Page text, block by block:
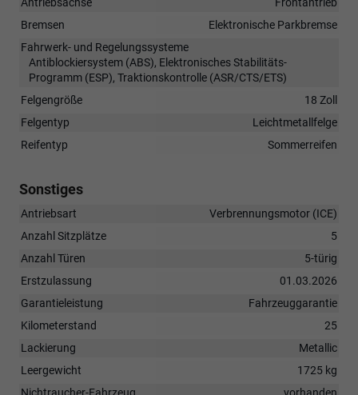
Bremsen
Elektronische Parkbremse
Fahrwerk- und Regelungssysteme
Antiblockiersystem (ABS), Elektronisches Stabilitäts-
Programm (ESP), Traktionskontrolle (ASR/CTS/ETS)
Felgengröße
18 Zoll
Felgentyp
Leichtmetallfelge
Reifentyp
Sommerreifen
Sonstiges
Antriebsart
Verbrennungsmotor (ICE)
Anzahl Sitzplätze
5
Anzahl Türen
5-türig
Erstzulassung
01.03.2026
Garantieleistung
Fahrzeuggarantie
Kilometerstand
25
Lackierung
Metallic
Leergewicht
1725 kg
Nichtraucher-Fahrzeug
vorhanden